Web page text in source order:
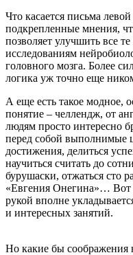
Что касается письма
подкрепленные мнения,
позволяет улучшить все
исследованиям
головного мозга. Более
логика уж точно еще
А еще есть такое модное,
понятие – челлендж, от
людям просто интересно
перед собой выполнимые
достижения, делиться
научиться считать до
бурушаски, отжаться сто
«Евгения Онегина»… Вот
рукой вполне
и интересных занятий.
Но какие бы соображения